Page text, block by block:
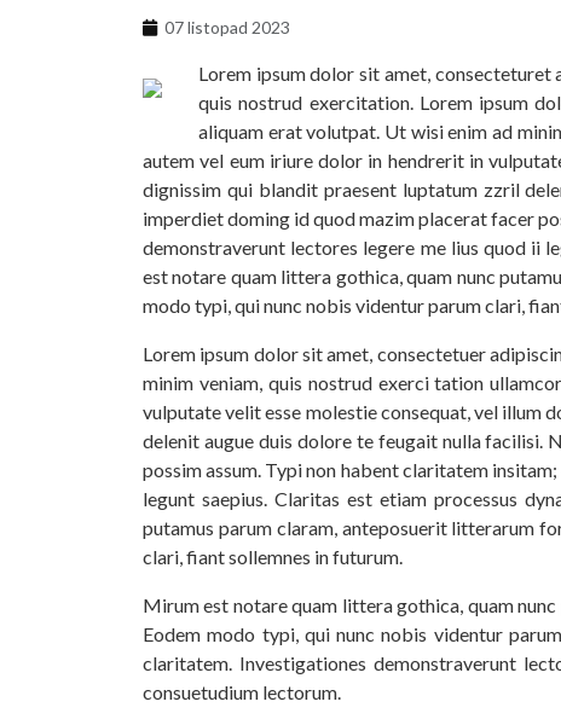
07 listopad 2023
Lorem ipsum dolor sit amet, consecteturet
quis nostrud exercitation. Lorem ipsum
aliquam erat volutpat. Ut wisi enim ad
autem vel eum iriure dolor in hendrerit in
dignissim qui blandit praesent luptatum zzril
imperdiet doming id quod mazim placerat facer
demonstraverunt lectores legere me lius quod ii
est notare quam littera gothica, quam nunc
modo typi, qui nunc nobis videntur parum clari,
Lorem ipsum dolor sit amet, consectetuer
minim veniam, quis nostrud exerci tation
vulputate velit esse molestie consequat, vel illum
delenit augue duis dolore te feugait nulla facilisi.
possim assum. Typi non habent claritatem
legunt saepius. Claritas est etiam processus
putamus parum claram, anteposuerit litterarum
clari, fiant sollemnes in futurum.
Mirum est notare quam littera gothica, quam
Eodem modo typi, qui nunc nobis videntur
claritatem. Investigationes demonstraverunt
consuetudium lectorum.